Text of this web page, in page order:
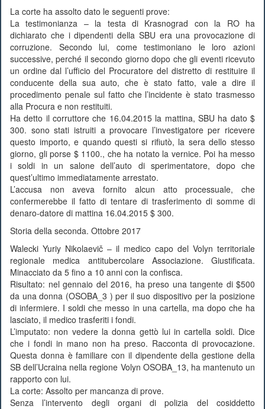
La corte ha assolto dato le seguenti prove:
La testimonianza – la testa di Krasnograd con la RO ha
dichiarato che i dipendenti della SBU era una provocazione di
corruzione. Secondo lui, come testimoniano le loro azioni
successive, perché il secondo giorno dopo che gli eventi ricevuto
un ordine dal l’ufficio del Procuratore del distretto di restituire il
conducente della sua auto, che è stato fatto, vale a dire il
procedimento penale sul fatto che l’incidente è stato trasmesso
alla Procura e non restituiti.
Ha detto il corruttore che 16.04.2015 la mattina, SBU ha dato $
300. sono stati istruiti a provocare l’investigatore per ricevere
questo importo, e quando questi si rifiutò, la sera dello stesso
giorno, gli porse $ 1100., che ha notato la vernice. Poi ha messo
i soldi in un salone dell’auto di sperimentatore, dopo che
quest’ultimo immediatamente arrestato.
L’accusa non aveva fornito alcun atto processuale, che
confermerebbe il fatto di tentare di trasferimento di somme di
denaro-datore di mattina 16.04.2015 $ 300.
Storia della seconda. Ottobre 2017
Walecki Yuriy Nikolaevič – il medico capo del Volyn territoriale
regionale medica antitubercolare Associazione. Giustificata.
Minacciato da 5 fino a 10 anni con la confisca.
Risultato: nel gennaio del 2016, ha preso una tangente di $500
da una donna (OSOBA_3 ) per il suo dispositivo per la posizione
di infermiere. I soldi che messo in una cartella, ma dopo che ha
lasciato, il medico trasferiti i fondi.
L’imputato: non vedere la donna gettò lui in cartella soldi. Dice
che i fondi in mano non ha preso. Racconta di provocazione.
Questa donna è familiare con il dipendente della gestione della
SB dell’Ucraina nella regione Volyn OSOBA_13, ha mantenuto un
rapporto con lui.
La corte: Assolto per mancanza di prove.
Senza l’intervento degli organi di polizia del cosiddetto